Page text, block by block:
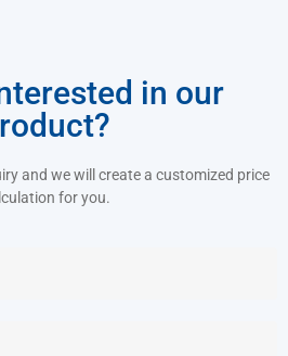
in our
and we will create a customized price
for you.